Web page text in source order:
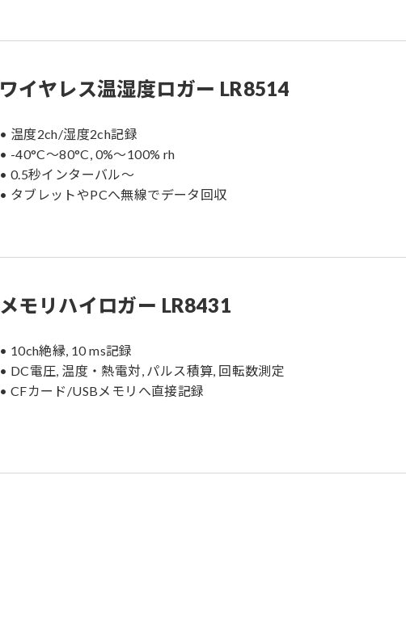
ワイヤレス温湿度ロガー LR8514
• 温度2ch/湿度2ch記録
• -40°C〜80°C, 0%〜100% rh
• 0.5秒インターバル〜
• タブレットやPCへ無線でデータ回収
メモリハイロガー LR8431
• 10ch絶縁, 10 ms記録
• DC電圧, 温度・熱電対, パルス積算, 回転数測定
• CFカード/USBメモリへ直接記録